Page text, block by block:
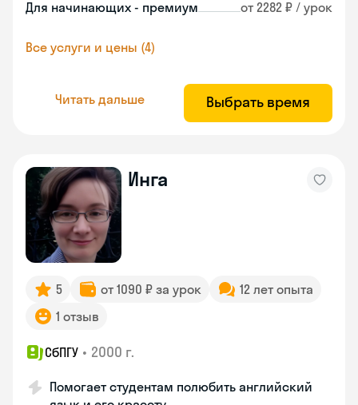
Для начинающих - премиум от 2282 ₽ / урок
Все услуги и цены (4)
Читать дальше Выбрать время
Инга
5 от 1090 ₽ за урок
12 лет опыта
1 отзыв
СбПГУ • 2000 г.
Помогает студентам полюбить английский